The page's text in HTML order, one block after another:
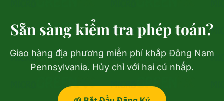
Sẵn sàng kiểm tra phép toán?
Giao hàng địa phương miễn phí khắp Đông Nam
Pennsylvania. Hủy chỉ với hai cú nhấp.